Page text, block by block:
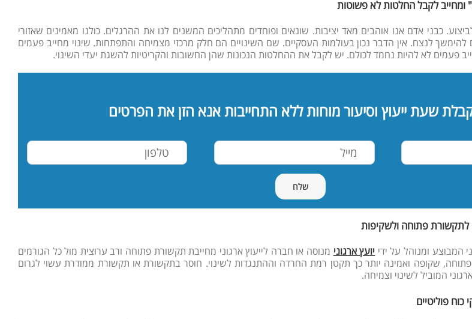
ומחייב לקבל החלטות לא פשוטות
כבני אדם אנו אוהבים מאד יציבות. שונאים ופוחדים מתהליכים המשנים לנו את ההרגלים. כולנו מאמינים שאזורי
להימשך לנצח. אין הדבר נכון בעולמות העסקיים. שם השינויים הם חלק מרכזי מצמיחה והתפתחות. שינוי מחייב פעמים
פעמים לא להיות נחמד לכולם. יש לקבל את ההחלטות הנכונות שהן החשובות והקריטיות להשגת יעדי השינוי.
שעת ייעוץ וסיעור מוחות ללא התחייבות אנא הזן את הפרטים
לתקשורת פתוחה ולשקיפות
המבוצע ומנוהל על ידי יועץ ארגוני מנוסה או חברה לייעוץ ארגוני מחייבת תקשורת פתוחה ורב ערוצית מול כל הגורמים
שקופה ואמינה יותר כך תקטן רמת החרדה וההתנגדות לשינוי. חוסר בתקשורת או תקשורת ממודרת עשוי לגרום
המוביל לשינוי וצמיחה.
כוח פוליטיים